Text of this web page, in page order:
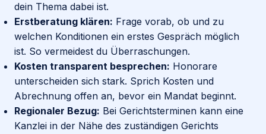
dein Thema dabei ist.
Erstberatung klären: Frage vorab, ob und zu
welchen Konditionen ein erstes Gespräch möglich
ist. So vermeidest du Überraschungen.
Kosten transparent besprechen: Honorare
unterscheiden sich stark. Sprich Kosten und
Abrechnung offen an, bevor ein Mandat beginnt.
Regionaler Bezug: Bei Gerichtsterminen kann eine
Kanzlei in der Nähe des zuständigen Gerichts